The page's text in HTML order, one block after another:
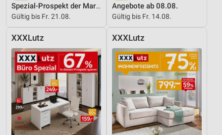
Spezial-Prospekt der Marken
Gültig bis Fr. 21.08.
Angebote ab 08.08.
Gültig bis Fr. 14.08.
XXXLutz XXXLutz